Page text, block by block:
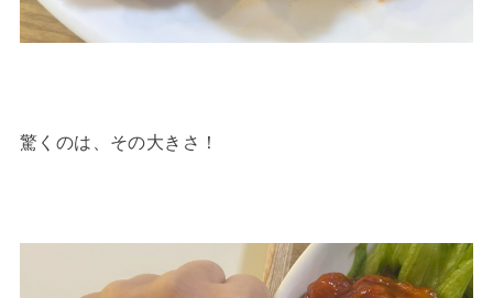
驚くのは、その大きさ！